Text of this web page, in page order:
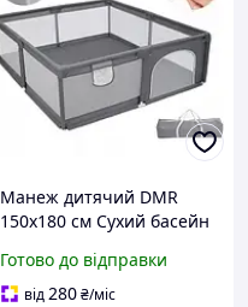
Манеж дитячий DMR
150х180 см Сухий басейн
Великий манеж для дітей
Манеж для немовляти
Готово до відправки
від280₴/міс